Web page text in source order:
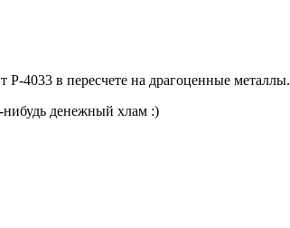
4033 в пересчете на драгоценные металлы.
нибудь денежный хлам :)